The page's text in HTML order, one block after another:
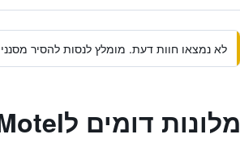
לא נמצאו חוות דעת. מומלץ לנסות להסיר
מלונות דומים לRiccarton Mall Motel